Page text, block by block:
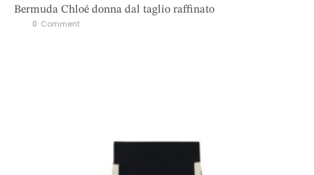
Bermuda Chloé donna dal taglio raffinato
0 Comment